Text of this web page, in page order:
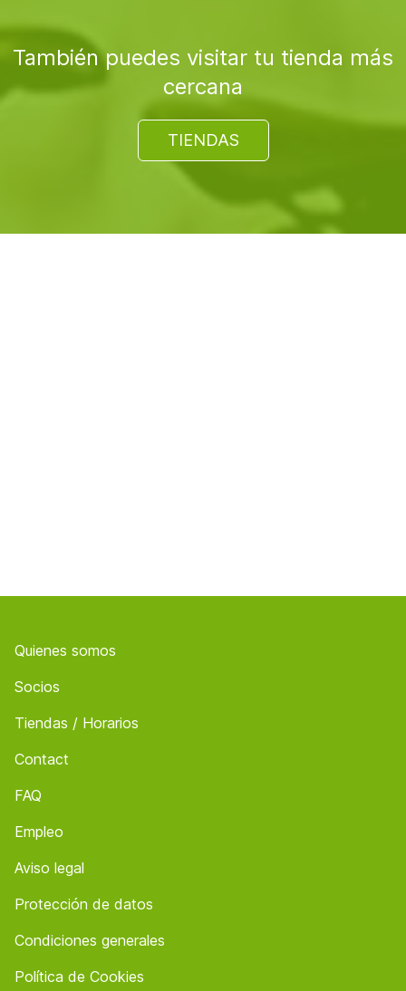
También puedes visitar tu tienda más
cercana
TIENDAS
Quienes somos
Socios
Tiendas / Horarios
Contact
FAQ
Empleo
Aviso legal
Protección de datos
Condiciones generales
Política de Cookies